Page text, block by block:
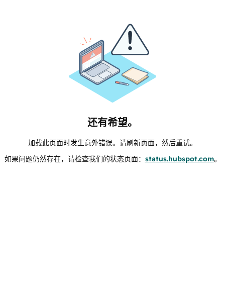
还有希望。
加载此页面时发生意外错误。请刷新页面，然后重试。
如果问题仍然存在，请检查我们的状态页面： status.hubspot.com。